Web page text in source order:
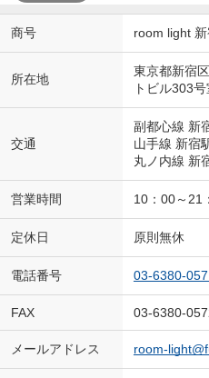
商号 room light
所在地
東京都新宿
トビル303号
交通
副都心線 新
山手線 新宿
丸ノ内線 新
営業時間 10：00～21
定休日 原則無休
電話番号 03-6380-
FAX 03-6380-
メールアドレス room-